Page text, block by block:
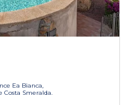
Ea Bianca,
Smeralda.